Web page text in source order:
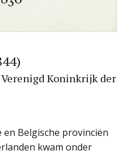
Koninkrijk der
Belgische provinciën
kwam onder